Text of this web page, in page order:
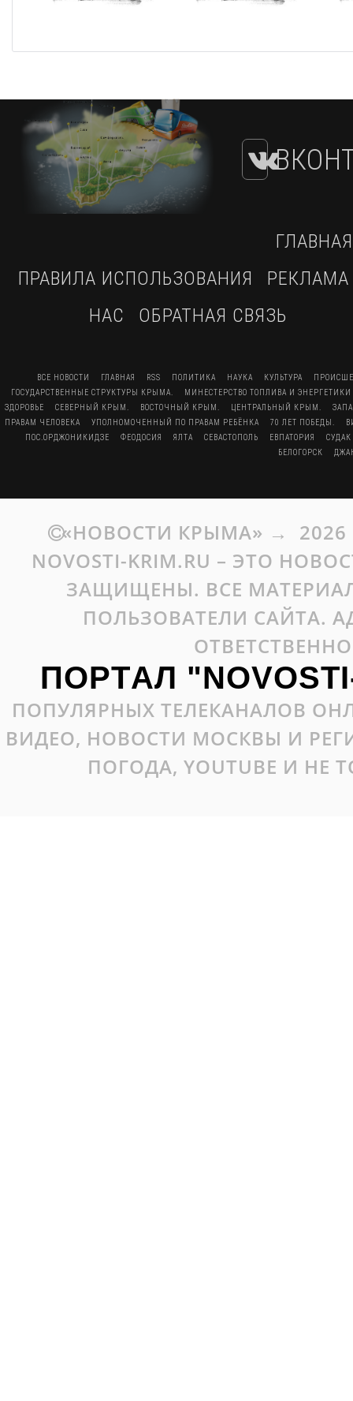
ГЛАВНАЯ
ПРАВИЛА ИСПОЛЬЗОВАНИЯ
РЕКЛАМА
НАС
ОБРАТНАЯ СВЯЗЬ
ВСЕ НОВОСТИ ГЛАВНАЯ RSS ПОЛИТИКА НАУКА КУЛЬТУРА
ГОСУДАРСТВЕННЫЕ СТРУКТУРЫ КРЫМА.
МИНЕСТЕРСТВО ТОПЛИВА И
ЗДОРОВЬЕ
СЕВЕРНЫЙ КРЫМ. ВОСТОЧНЫЙ КРЫМ. ЦЕНТРАЛЬНЫЙ КРЫМ.
ПРАВАМ ЧЕЛОВЕКА
УПОЛНОМОЧЕННЫЙ ПО ПРАВАМ РЕБЁНКА 70 ЛЕТ ПОБЕДЫ.
ПОС.ОРДЖОНИКИДЗЕ
ФЕОДОСИЯ ЯЛТА СЕВАСТОПОЛЬ ЕВПАТОРИЯ
СУДАК
БЕЛОГОРСК
«НОВОСТИ КРЫМА» → 2026
NOVOSTI-KRIM.RU – ЭТО
ЗАЩИЩЕНЫ. ВСЕ
ПОЛЬЗОВАТЕЛИ САЙТА.
ПОРТАЛ
ПОПУЛЯРНЫХ ТЕЛЕКАНАЛОВ
ВИДЕО, НОВОСТИ МОСКВЫ И
ПОГОДА, YOUTUBE И